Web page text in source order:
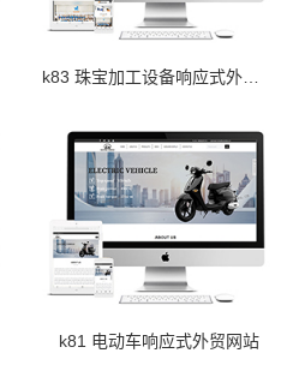
k81 电动车响应式外贸网站